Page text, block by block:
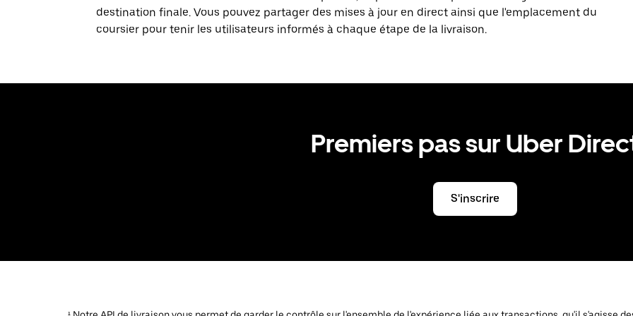
destination finale. Vous pouvez partager des mises à jour en direct ainsi que l'emplacement du
coursier pour tenir les utilisateurs informés à chaque étape de la livraison.
Premiers pas sur Uber
S'inscrire